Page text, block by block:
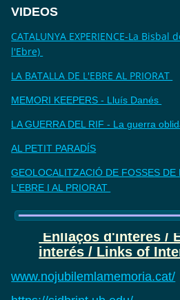
VIDEOS
CATALUNYA EXPERIENCE-La Bisbal
l'Ebre)
LA BATALLA DE L'EBRE AL PRIORAT
MEMORI KEEPERS - Lluís Danés
LA GUERRA DEL RIF - La guerra
AL PETIT PARADÍS
GEOLOCALITZACIÓ DE FOSSES DE
L'EBRE I AL PRIORAT
Enllaços d'interès /
interés / Links of
www.nojubilemlamemoria.cat/